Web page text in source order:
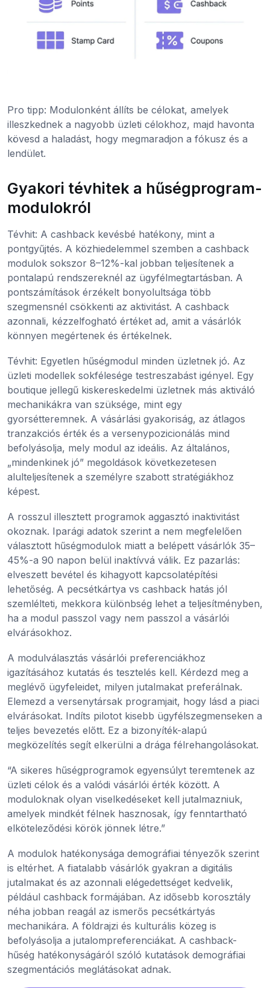
Pro tipp: Modulonként állíts be célokat, amelyek
illeszkednek a nagyobb üzleti célokhoz, majd havonta
kövesd a haladást, hogy megmaradjon a fókusz és a
lendület.
Gyakori tévhitek a hűségprogram-
modulokról
Tévhit: A cashback kevésbé hatékony, mint a
pontgyűjtés. A közhiedelemmel szemben a cashback
modulok sokszor 8–12%-kal jobban teljesítenek a
pontalapú rendszereknél az ügyfélmegtartásban. A
pontszámítások érzékelt bonyolultsága több
szegmensnél csökkenti az aktivitást. A cashback
azonnali, kézzelfogható értéket ad, amit a vásárlók
könnyen megértenek és értékelnek.
Tévhit: Egyetlen hűségmodul minden üzletnek jó. Az
üzleti modellek sokfélesége testreszabást igényel. Egy
boutique jellegű kiskereskedelmi üzletnek más aktiváló
mechanikákra van szüksége, mint egy
gyorsétteremnek. A vásárlási gyakoriság, az átlagos
tranzakciós érték és a versenypozicionálás mind
befolyásolja, mely modul az ideális. Az általános,
„mindenkinek jó” megoldások következetesen
alulteljesítenek a személyre szabott stratégiákhoz
képest.
A rosszul illesztett programok aggasztó inaktivitást
okoznak. Iparági adatok szerint a nem megfelelően
választott hűségmodulok miatt a belépett vásárlók 35–
45%-a 90 napon belül inaktívvá válik. Ez pazarlás:
elveszett bevétel és kihagyott kapcsolatépítési
lehetőség. A pecsétkártya vs cashback hatás jól
szemlélteti, mekkora különbség lehet a teljesítményben,
ha a modul passzol vagy nem passzol a vásárlói
elvárásokhoz.
A modulválasztás vásárlói preferenciákhoz
igazításához kutatás és tesztelés kell. Kérdezd meg a
meglévő ügyfeleidet, milyen jutalmakat preferálnak.
Elemezd a versenytársak programjait, hogy lásd a piaci
elvárásokat. Indíts pilotot kisebb ügyfélszegmenseken a
teljes bevezetés előtt. Ez a bizonyíték-alapú
megközelítés segít elkerülni a drága félrehangolásokat.
“A sikeres hűségprogramok egyensúlyt teremtenek az
üzleti célok és a valódi vásárlói érték között. A
moduloknak olyan viselkedéseket kell jutalmazniuk,
amelyek mindkét félnek hasznosak, így fenntartható
elköteleződési körök jönnek létre.”
A modulok hatékonysága demográfiai tényezők szerint
is eltérhet. A fiatalabb vásárlók gyakran a digitális
jutalmakat és az azonnali elégedettséget kedvelik,
például cashback formájában. Az idősebb korosztály
néha jobban reagál az ismerős pecsétkártyás
mechanikára. A földrajzi és kulturális közeg is
befolyásolja a jutalompreferenciákat. A cashback-
hűség hatékonyságáról szóló kutatások demográfiai
szegmentációs meglátásokat adnak.